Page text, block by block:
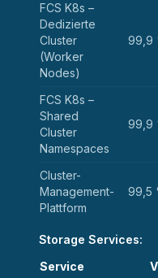
FCS K8s –
Dedizierte
Cluster
(Worker
Nodes)
99,9
FCS K8s –
Shared
Cluster
Namespaces
99,9
Cluster-
Management-
Plattform
99,5
Storage Services:
Service